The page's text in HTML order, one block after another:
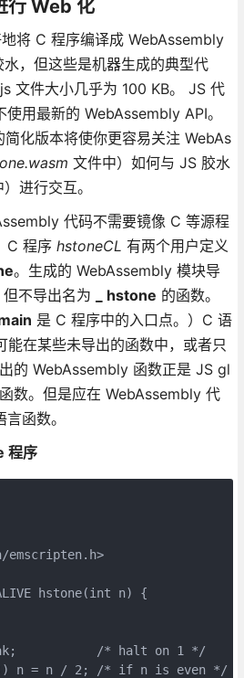
行 Web 化
将 C 程序编译成 WebAssembly
，但这些是机器生成的典型代
文件大小几乎为 100 KB。 JS 代
用最新的 WebAssembly API。
化版本将使你更容易关注 WebAs
文件中）如何与 JS 胶水
进行交互。
代码不需要镜像 C 等源程
C 程序 hstoneCL 有两个用户定义
。生成的 WebAssembly 模块导
不导出名为 _ hstone 的函数。
是 C 程序中的入口点。）C 语
能在某些未导出的函数中，或者只
的 WebAssembly 函数正是 JS gl
数。但是应在 WebAssembly 代
函数。
程序
emscripten.h>
hstone(int n) {
/* halt on 1 */
n = n / 2; /* if n is even */